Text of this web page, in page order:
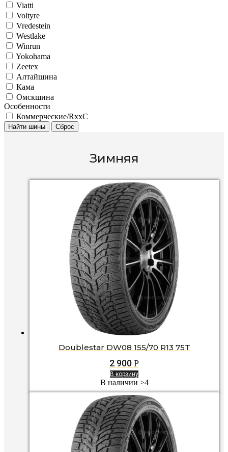
Viatti
Voltyre
Vredestein
Westlake
Winrun
Yokohama
Zeetex
Алтайшина
Кама
Омскшина
Особенности
Коммерческие/RxxC
Найти шины Сброс
Зимняя
Doublestar DW08 155/70 R13 75T
2 900 Р
В корзину
В наличии >4